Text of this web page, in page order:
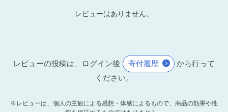
レビューはありません。
レビューの投稿は、ログイン後 寄付履歴
から行って
ください。
※レビューは、個人の主観による感想・体感によるもので、商品の効果や性